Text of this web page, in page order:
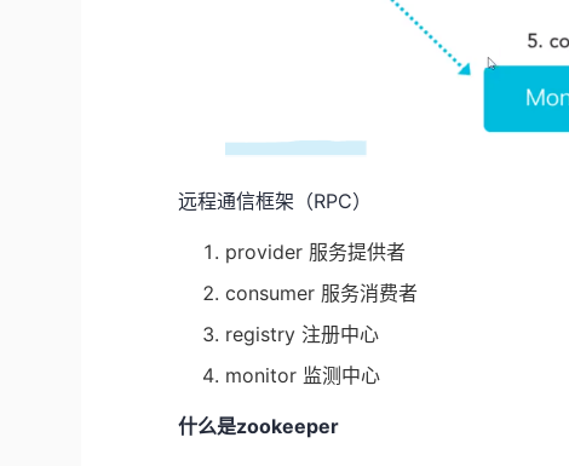
远程通信框架（RPC）
provider 服务提供者
consumer 服务消费者
registry 注册中心
monitor 监测中心
什么是zookeeper